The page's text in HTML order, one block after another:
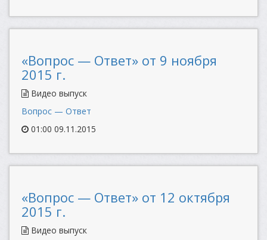
«Вопрос — Ответ» от 9 ноября
2015 г.
Видео выпуск
Вопрос — Ответ
01:00 09.11.2015
«Вопрос — Ответ» от 12 октября
2015 г.
Видео выпуск